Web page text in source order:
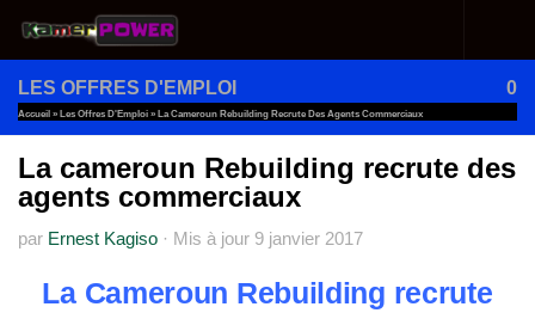
Au dessous du contenu
LES OFFRES D'EMPLOI 0
Accueil » Les Offres D'Emploi » La Cameroun Rebuilding Recrute Des Agents Commerciaux
La cameroun Rebuilding recrute des
agents commerciaux
par Ernest Kagiso · Mis à jour 9 janvier 2017
La Cameroun Rebuilding recrute